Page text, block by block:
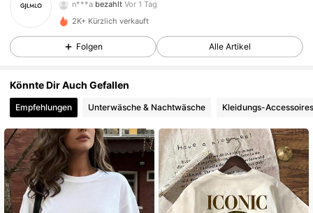
m***6istVor 1 Tag gefolgt
302 Follower
2K+ Kürzlich verkauft
Folgen Alle Artikel
Könnte Dir Auch Gefallen
Empfehlungen Unterwäsche & Nachtwäsche Kleidungs-Accessoires